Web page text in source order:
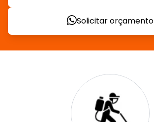
Solicitar orçamento